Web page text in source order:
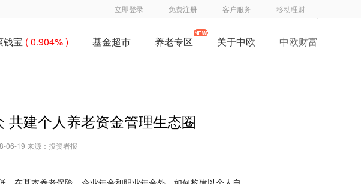
立即登录 免费注册 客户服务 移动理财
钱宝 ( 0.904% ) 基金超市 养老专区 关于中欧 中欧财富
共建个人养老资金管理生态圈
06-19 来源：投资者报